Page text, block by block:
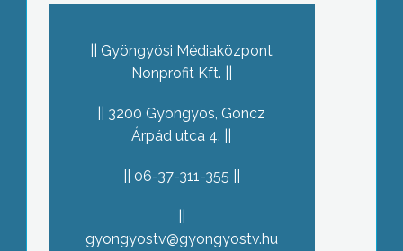
Gyöngyösi Médiaközpont
Nonprofit Kft.
3200 Gyöngyös, Göncz
Árpád utca 4.
06-37-311-355
gyongyostv@gyongyostv.hu